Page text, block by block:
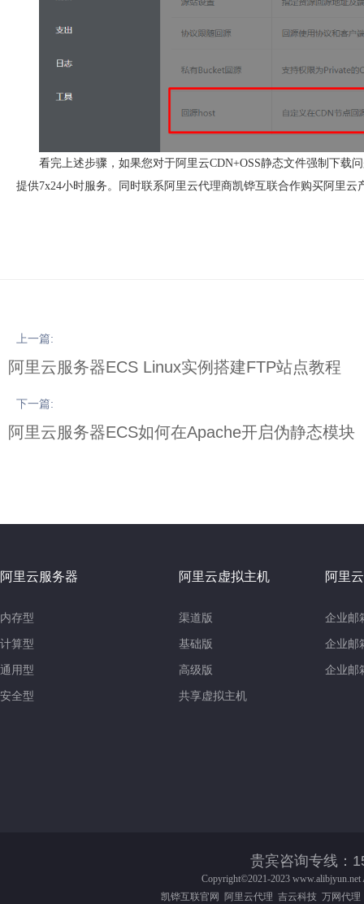
看完上述步骤，如果您对于阿里云CDN+OSS静态文件强制下
提供7x24小时服务。同时联系阿里云代理商凯铧互联合作购买阿里
上一篇:
阿里云服务器ECS Linux实例搭建FTP站点教程
下一篇:
阿里云服务器ECS如何在Apache开启伪静态模块
阿里云服务器
内存型
计算型
通用型
安全型
阿里云虚拟主机
渠道版
基础版
高级版
共享虚拟主机
阿里
企业邮
企业邮
企业邮
贵宾咨询专线：158-
Copyright©2021-2023 www.alibjyun.net
凯铧互联官网
阿里云代理 吉云科技 万网代理